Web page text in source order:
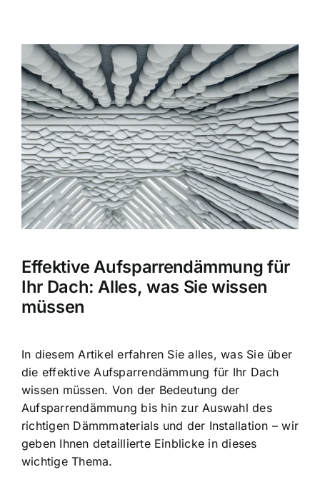
Zeige
grösseres
Bild
Effektive Aufsparrendämmung für
Ihr Dach: Alles, was Sie wissen
müssen
In diesem Artikel erfahren Sie alles, was Sie über
die effektive Aufsparrendämmung für Ihr Dach
wissen müssen. Von der Bedeutung der
Aufsparrendämmung bis hin zur Auswahl des
richtigen Dämmmaterials und der Installation – wir
geben Ihnen detaillierte Einblicke in dieses
wichtige Thema.